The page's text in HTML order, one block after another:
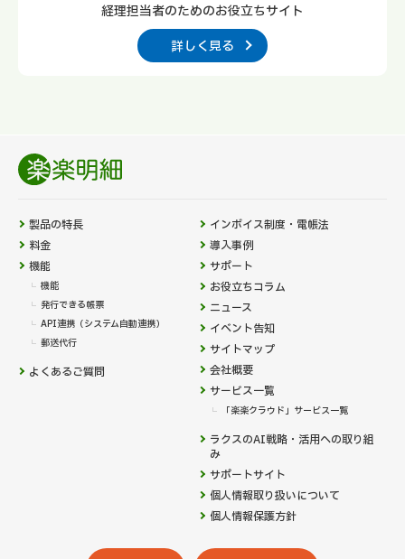
経理担当者のためのお役立ちサイト
詳しく見る
製品の特長
料金
機能
機能
発行できる帳票
API連携（システム自動連携）
郵送代行
よくあるご質問
インボイス制度・電帳法
導入事例
サポート
お役立ちコラム
ニュース
イベント告知
サイトマップ
会社概要
サービス一覧
「楽楽クラウド」サービス一覧
ラクスのAI戦略・活用への取り組
み
サポートサイト
個人情報取り扱いについて
個人情報保護方針